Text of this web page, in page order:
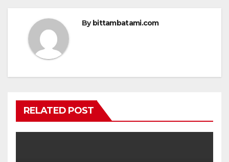
Bybittambatami.com
RELATED POST